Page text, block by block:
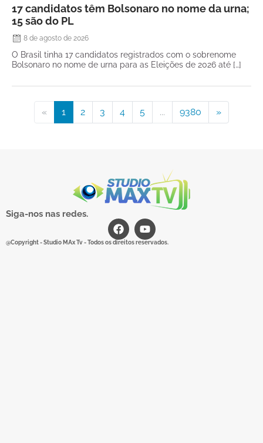
17 candidatos têm Bolsonaro no nome da urna;
15 são do PL
8 de agosto de 2026
O Brasil tinha 17 candidatos registrados com o sobrenome
Bolsonaro no nome de urna para as Eleições de 2026 até […]
« 1 2 3 4 5 ... 9380 »
Siga-nos nas redes.
@Copyright - Studio MAx Tv - Todos os direitos reservados.